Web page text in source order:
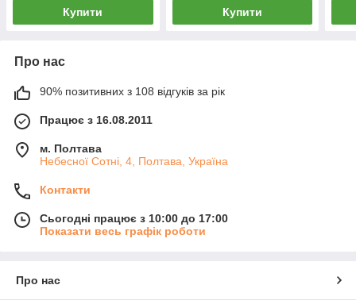
Купити Купити
Про нас
90% позитивних з 108 відгуків за рік
Працює з 16.08.2011
м. Полтава
Небесної Сотні, 4, Полтава, Україна
Контакти
Сьогодні працює з 10:00 до 17:00
Показати весь графік роботи
Про нас